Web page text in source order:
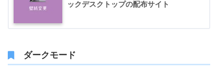
ックデスクトップの配布サイト
ダークモード